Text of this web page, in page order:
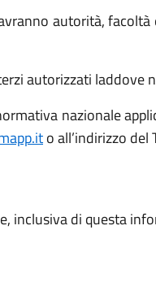
autorità,
autorizzati laddove
nazionale
o all’indirizzo
inclusiva di questa